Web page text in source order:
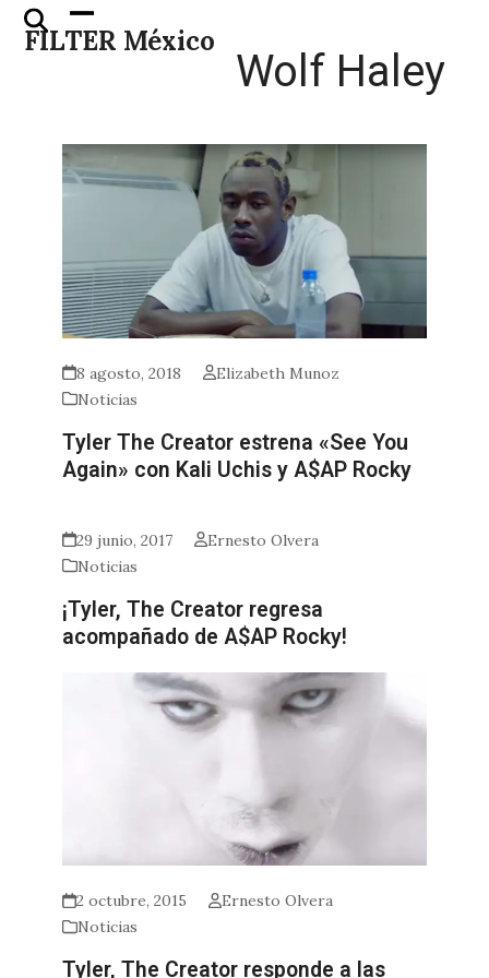
Skip
FILTER México
Open
mobile
Close
mobile
Wolf Haley
8 agosto, 2018
Elizabeth Munoz
Noticias
Tyler The Creator estrena «See You
Again» con Kali Uchis y A$AP Rocky
29 junio, 2017
Ernesto Olvera
Noticias
¡Tyler, The Creator regresa
acompañado de A$AP Rocky!
2 octubre, 2015
Ernesto Olvera
Noticias
Tyler, The Creator responde a las